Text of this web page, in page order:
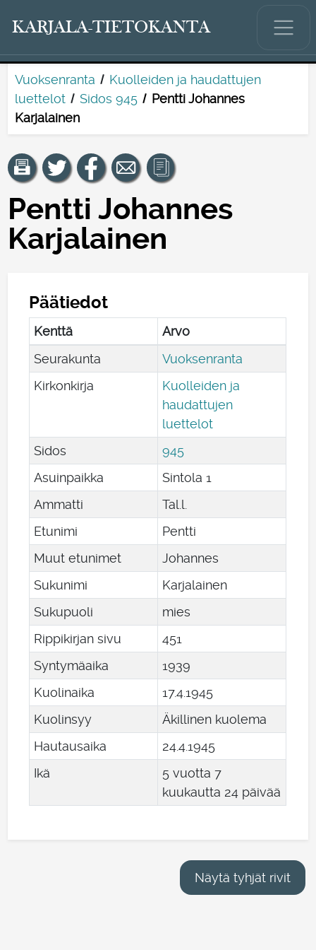
KARJALA-TIETOKANTA
Vuoksenranta
Kuolleiden ja haudattujen
luettelot
Sidos 945
Pentti Johannes
Karjalainen
Pentti Johannes
Karjalainen
Päätiedot
Kenttä
Arvo
Seurakunta
Vuoksenranta
Kirkonkirja
Kuolleiden ja
haudattujen
luettelot
Sidos
945
Asuinpaikka
Sintola 1
Ammatti
Tal.l.
Etunimi
Pentti
Muut etunimet
Johannes
Sukunimi
Karjalainen
Sukupuoli
mies
Rippikirjan sivu
451
Syntymäaika
1939
Kuolinaika
17.4.1945
Kuolinsyy
Äkillinen kuolema
Hautausaika
24.4.1945
Ikä
5 vuotta 7
kuukautta 24 päivää
Näytä tyhjät rivit